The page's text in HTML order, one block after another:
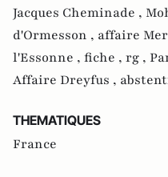
Jacques Cheminade ,
d'Ormesson , affaire
l'Essonne , fiche , rg ,
Affaire Dreyfus ,
THEMATIQUES
France